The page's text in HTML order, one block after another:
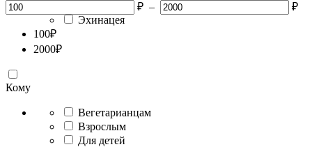
Эхинацея
₽ – ₽
100₽
2000₽
Кому
Вегетарианцам
Взрослым
Для детей